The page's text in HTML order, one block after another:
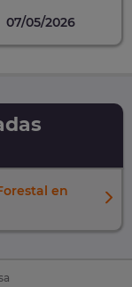
07/05/2026
en